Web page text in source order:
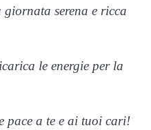
serena e ricca
le energie per la
pace a te e ai tuoi cari!